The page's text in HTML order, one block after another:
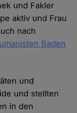
und Fakler
aktiv und Frau
nach
Baden
und
und stellten
in den